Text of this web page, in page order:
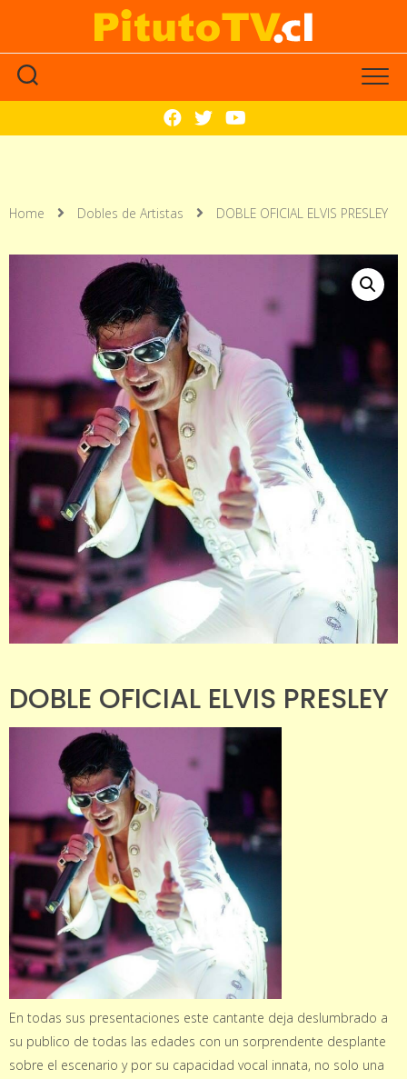
Home Dobles de Artistas DOBLE OFICIAL ELVIS PRESLEY
DOBLE OFICIAL ELVIS PRESLEY
En todas sus presentaciones este cantante deja deslumbrado a
su publico de todas las edades con un sorprendente desplante
sobre el escenario y por su capacidad vocal innata, no solo una